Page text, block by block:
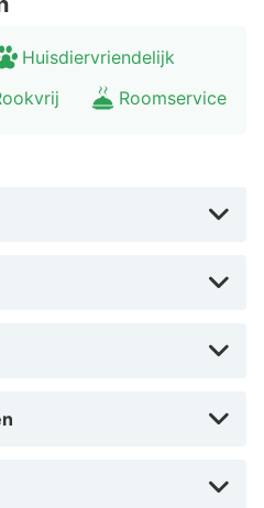
Huisdiervriendelijk
Roomservice